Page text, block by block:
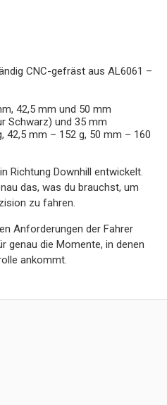
CNC-gefräst aus AL6061 –
42,5 mm und 50 mm
Schwarz) und 35 mm
42,5 mm – 152 g, 50 mm – 160
Richtung Downhill entwickelt.
das, was du brauchst, um
zu fahren.
Anforderungen der Fahrer
genau die Momente, in denen
ankommt.